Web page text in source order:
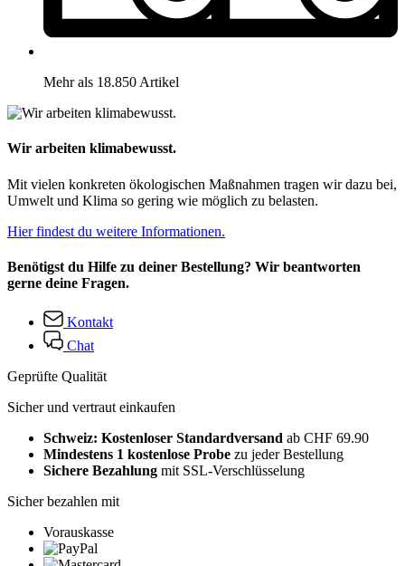
Mehr als 18.850 Artikel
Wir arbeiten klimabewusst.
Mit vielen konkreten ökologischen Maßnahmen tragen wir dazu bei,
Umwelt und Klima so gering wie möglich zu belasten.
Hier findest du weitere Informationen.
Benötigst du Hilfe zu deiner Bestellung? Wir beantworten
gerne deine Fragen.
Kontakt
Chat
Geprüfte Qualität
Sicher und vertraut einkaufen
Schweiz: Kostenloser Standardversand ab CHF 69.90
Mindestens 1 kostenlose Probe zu jeder Bestellung
Sichere Bezahlung mit SSL-Verschlüsselung
Sicher bezahlen mit
Vorauskasse